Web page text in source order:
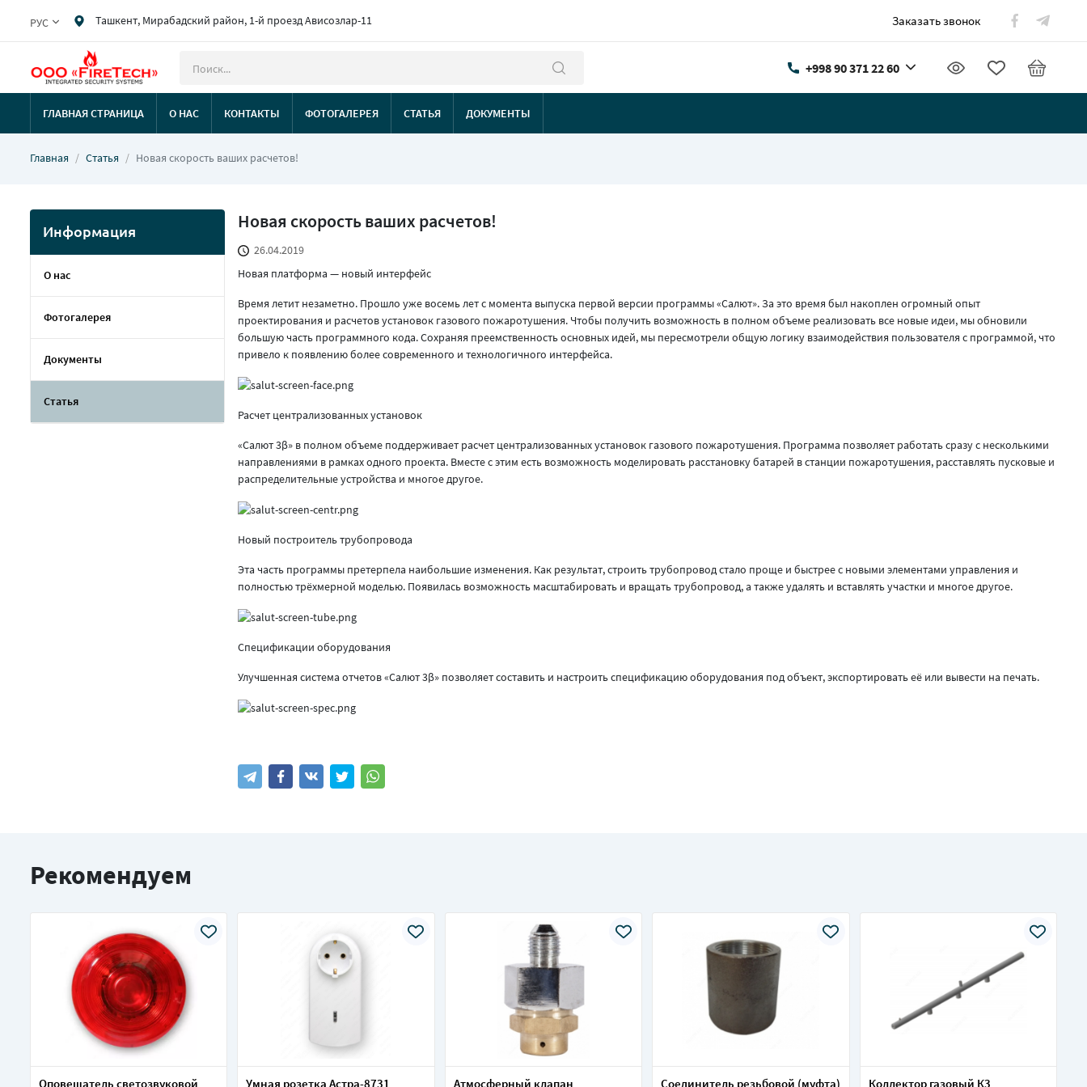
РУС Ташкент, Мирабадский район, 1-й проезд Ависозлар-11 Заказать звонок
+998 90 371 22 60
ГЛАВНАЯ СТРАНИЦА О НАС КОНТАКТЫ ФОТОГАЛЕРЕЯ СТАТЬЯ ДОКУМЕНТЫ
Главная Статья Новая скорость ваших расчетов!
Информация
О нас
Фотогалерея
Документы
Статья
Новая скорость ваших расчетов!
26.04.2019
Новая платформа — новый интерфейс
Время летит незаметно. Прошло уже восемь лет с момента выпуска первой версии программы «Салют». За это время был накоплен огромный опыт
проектирования и расчетов установок газового пожаротушения. Чтобы получить возможность в полном объеме реализовать все новые идеи, мы обновили
большую часть программного кода. Сохраняя преемственность основных идей, мы пересмотрели общую логику взаимодействия пользователя с программой, что
привело к появлению более современного и технологичного интерфейса.
Расчет централизованных установок
«Салют 3β» в полном объеме поддерживает расчет централизованных установок газового пожаротушения. Программа позволяет работать сразу с несколькими
направлениями в рамках одного проекта. Вместе с этим есть возможность моделировать расстановку батарей в станции пожаротушения, расставлять пусковые и
распределительные устройства и многое другое.
Новый построитель трубопровода
Эта часть программы претерпела наибольшие изменения. Как результат, строить трубопровод стало проще и быстрее с новыми элементами управления и
полностью трёхмерной моделью. Появилась возможность масштабировать и вращать трубопровод, а также удалять и вставлять участки и многое другое.
Спецификации оборудования
Улучшенная система отчетов «Салют 3β» позволяет составить и настроить спецификацию оборудования под объект, экспортировать её или вывести на печать.
Рекомендуем
Оповещатель светозвуковой Умная розетка Астра-8731 Атмосферный клапан Соединитель резьбовой (муфта) Коллектор газовый К3